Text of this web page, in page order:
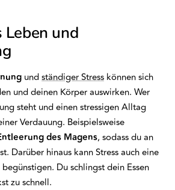
Leben und
undständiger Stress können sich
und deinen Körper auswirken. Wer
steht und einen stressigen Alltag
Verdauung. Beispielsweise
des Magens, sodass du an
Darüber hinaus kann Stress auch eine
Du schlingst dein Essen
zu schnell.